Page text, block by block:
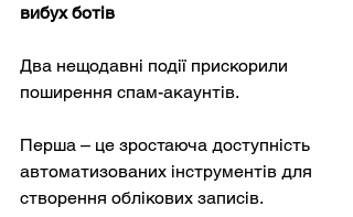
вибух ботів
Два нещодавні події прискорили
поширення спам-акаунтів.
Перша – це зростаюча доступність
автоматизованих інструментів для
створення облікових записів.